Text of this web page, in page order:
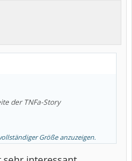
der TNFa-Story
Größe anzuzeigen.